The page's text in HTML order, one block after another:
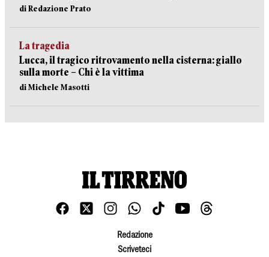
di Redazione Prato
La tragedia
Lucca, il tragico ritrovamento nella cisterna: giallo
sulla morte – Chi è la vittima
di Michele Masotti
Redazione
Scriveteci